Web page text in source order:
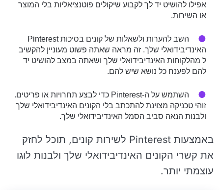
אפילו להושיט יד לך לקבוע שיקולים פוטנציאליות בלי המוצר
או השירות.
השב להערות ולשאלות של קונים בסיכות Pinterest
האינדיבידואלי שלך. זה מראה שאתה פשוט מעוניין להקשיב
ל מהלקוחות האינדיבידואלי שלך ושאתה במצב להושיט יד
להם לפענח כל נושא שיש להם.
השתמש על ה-Pinterest כדי לבצע תחרויות או פריטים.
זוהי טכניקה מצוינת להתכתב בלי הקונים האינדיבידואלי שלך
ולבנות הנאה סביב הסמל האינדיבידואלי שלך.
באמצעות Pinterest לשירות קונים, תוכל לחזק
את קשרי הקונים האינדיבידואלי שלך ולבנות לוגו
עוצמתי יותר.